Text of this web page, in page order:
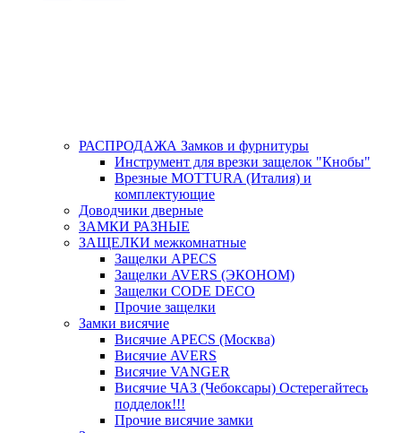
РАСПРОДАЖА Замков и фурнитуры
Инструмент для врезки защелок "Кнобы"
Врезные MOTTURA (Италия) и
комплектующие
Доводчики дверные
ЗАМКИ РАЗНЫЕ
ЗАЩЕЛКИ межкомнатные
Защелки APECS
Защелки AVERS (ЭКОНОМ)
Защелки CODE DECO
Прочие защелки
Замки висячие
Висячие APECS (Москва)
Висячие AVERS
Висячие VANGER
Висячие ЧАЗ (Чебоксары) Остерегайтесь
подделок!!!
Прочие висячие замки